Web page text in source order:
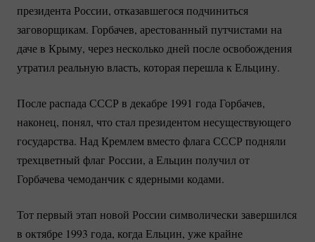
президента России, отказавшегося подчиниться
заговорщикам. Горбачев, арестованный путчистами на
даче в Крыму, через несколько дней после освобождения
утратил реальную власть, которая перешла к Ельцину.
После распада СССР в декабре 1991 года Горбачев,
наконец, понял, что стал президентом несуществующего
государства. Над Кремлем вместо флага СССР подняли
трехцветный флаг России, а Ельцин получил от
Горбачева чемоданчик с ядерными кодами.
Тот первый этап новой России символически завершился
в октябре 1993 года, когда Ельцин, уже крайне